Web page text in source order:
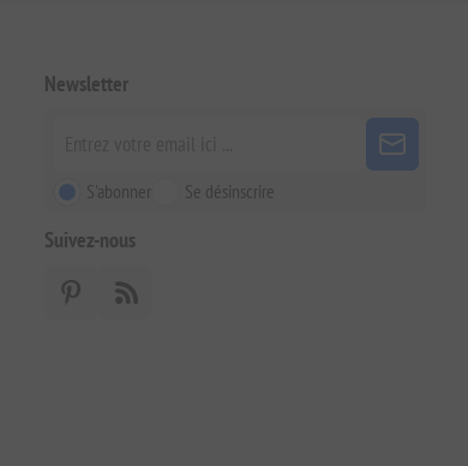
Newsletter
S'abonner Se désinscrire
Suivez-nous